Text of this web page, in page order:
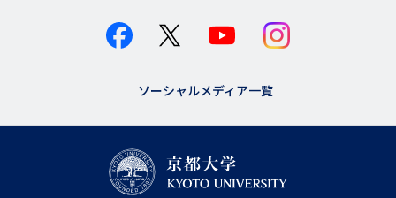
ソーシャルメディア一覧